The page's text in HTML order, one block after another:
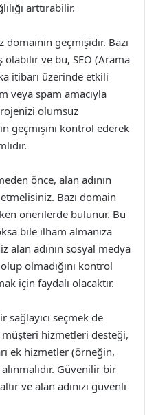
arttırabilir.
geçmişidir. Bazı
olabilir ve bu, SEO (Arama
itibarı üzerinde etkili
veya spam amacıyla
olumsuz
geçmişini kontrol ederek
önce, alan adının
Bazı domain
önerilerde bulunur. Bu
bile ilham almanıza
alan adının sosyal medya
olmadığını kontrol
için faydalı olacaktır.
sağlayıcı seçmek de
müşteri hizmetleri desteği,
ek hizmetler (örneğin,
Güvenilir bir
ve alan adınızı güvenli